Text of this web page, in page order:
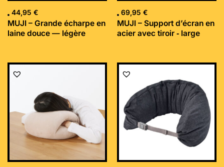
44,95 €
MUJI – Grande écharpe en
laine douce — légère
69,95 €
MUJI – Support d’écran en
acier avec tiroir ‐ large